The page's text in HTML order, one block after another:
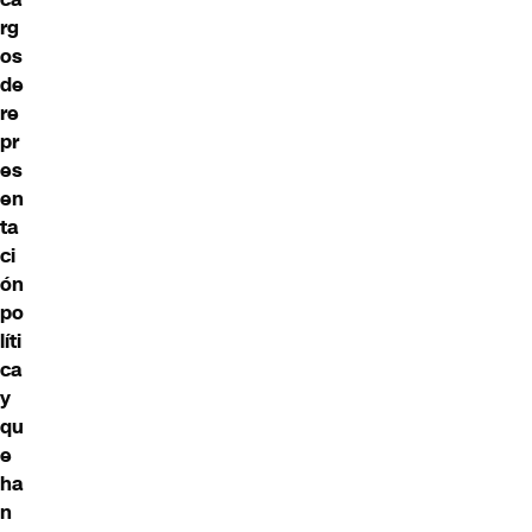
rg
os
de
re
pr
es
en
ta
ci
ón
po
líti
ca
y
qu
e
ha
n